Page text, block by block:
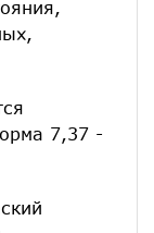
7,37 -